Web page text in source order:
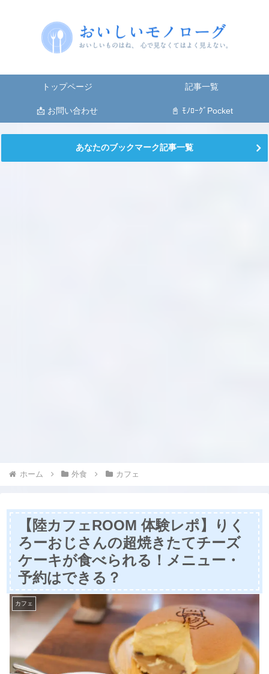
トップページ 記事一覧
📩 お問い合わせ 📓 ﾓﾉﾛｰｸﾞPocket
あなたのブックマーク記事一覧
ホーム 外食 カフェ
【陸カフェROOM 体験レポ】りく
ろーおじさんの超焼きたてチーズ
ケーキが食べられる！メニュー・
予約はできる？
カフェ